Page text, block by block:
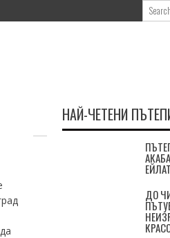
НАЙ-ЧЕТЕНИ
ЕЙЛАТ
ДО